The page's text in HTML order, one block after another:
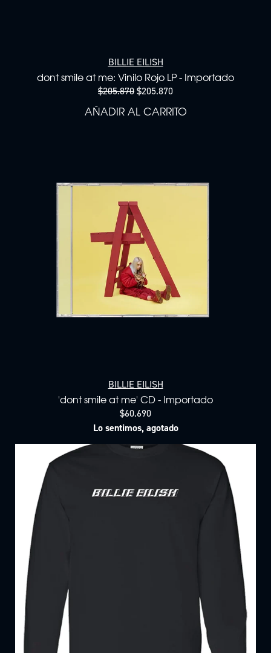
BILLIE EILISH
dont smile at me: Vinilo Rojo LP - Importado
$205.870$205.870
AÑADIR DONT SMILE AT
AÑADIR AL CARRITO
BILLIE EILISH
'dont smile at me' CD - Importado
$60.690
Lo sentimos, agotado